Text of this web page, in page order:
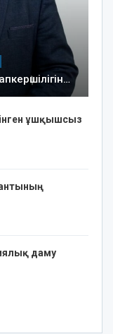
ұшқышсыз
даму